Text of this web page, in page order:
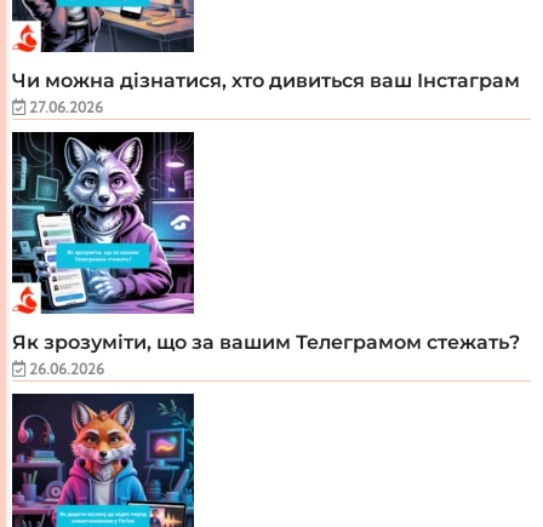
Чи можна дізнатися, хто дивиться ваш Інстаграм
27.06.2026
Як зрозуміти, що за вашим Телеграмом стежать?
26.06.2026